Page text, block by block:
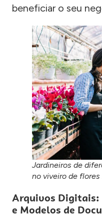
beneficiar o seu
Jardineiros de
no viveiro de
Arquivos
e Modelos de